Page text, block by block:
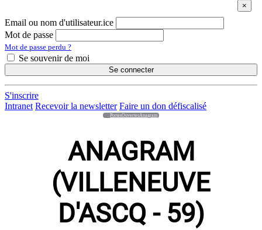
Email ou nom d'utilisateur.ice
Mot de passe
Mot de passe perdu ?
Se souvenir de moi
Se connecter
S'inscrire
Intranet Recevoir la newsletter Faire un don défiscalisé
PortesOuvertesAnagram
ANAGRAM
(VILLENEUVE
D'ASCQ - 59)